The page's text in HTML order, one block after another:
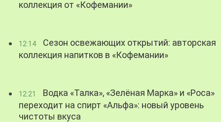
коллекция от «Кофемании»
12:14
Сезон освежающих открытий: авторская
коллекция напитков в «Кофемании»
12:21
Водка «Талка», «Зелёная Марка» и «Роса»
переходит на спирт «Альфа»: новый уровень
чистоты вкуса